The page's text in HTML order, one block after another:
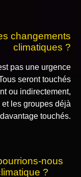
changements
climatiques ?
pas une urgence
seront touchés
ou indirectement,
les groupes déjà
touchés.
nous
?